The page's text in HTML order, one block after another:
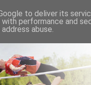
to deliver its
with performance and
abuse.